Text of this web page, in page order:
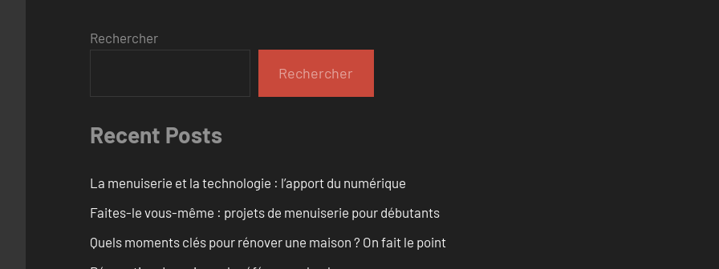
Rechercher
Rechercher
Recent Posts
La menuiserie et la technologie : l’apport du numérique
Faites-le vous-même : projets de menuiserie pour débutants
Quels moments clés pour rénover une maison ? On fait le point